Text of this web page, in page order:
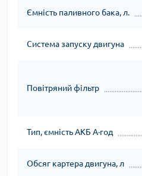
Ємність паливного бака, л.
Система запуску двигуна
Повітряний фільтр
Тип, ємність АКБ А∙год
Обсяг картера двигуна, л